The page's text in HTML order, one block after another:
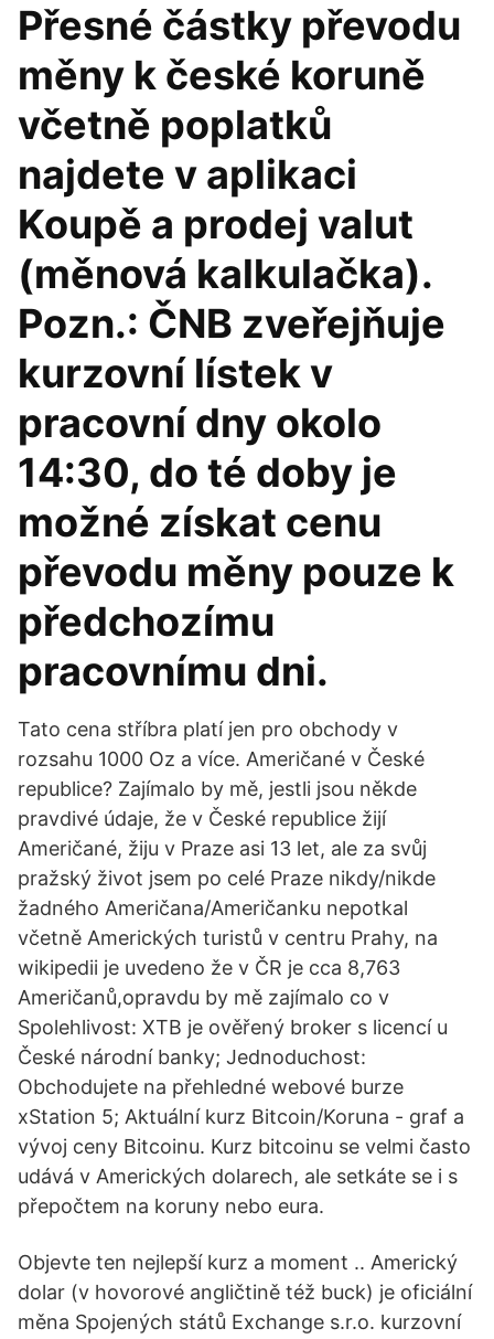
Přesné částky převodu
měny k české koruně
včetně poplatků
najdete v aplikaci
Koupě a prodej valut
(měnová kalkulačka).
Pozn.: ČNB zveřejňuje
kurzovní lístek v
pracovní dny okolo
14:30, do té doby je
možné získat cenu
převodu měny pouze k
předchozímu
pracovnímu dni.
Tato cena stříbra platí jen pro obchody v
rozsahu 1000 Oz a více. Američané v České
republice? Zajímalo by mě, jestli jsou někde
pravdivé údaje, že v České republice žijí
Američané, žiju v Praze asi 13 let, ale za svůj
pražský život jsem po celé Praze nikdy/nikde
žadného Američana/Američanku nepotkal
včetně Amerických turistů v centru Prahy, na
wikipedii je uvedeno že v ČR je cca 8,763
Američanů,opravdu by mě zajímalo co v
Spolehlivost: XTB je ověřený broker s licencí u
České národní banky; Jednoduchost:
Obchodujete na přehledné webové burze
xStation 5; Aktuální kurz Bitcoin/Koruna - graf a
vývoj ceny Bitcoinu. Kurz bitcoinu se velmi často
udává v Amerických dolarech, ale setkáte se i s
přepočtem na koruny nebo eura.
Objevte ten nejlepší kurz a moment .. Americký
dolar (v hovorové angličtině též buck) je oficiální
měna Spojených států Exchange s.r.o. kurzovní